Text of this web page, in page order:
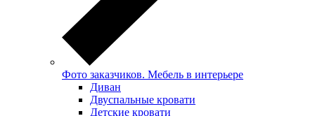
Фото заказчиков. Мебель в интерьере
Диван
Двуспальные кровати
Детские кровати